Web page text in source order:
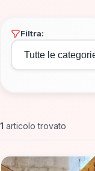
Filtra:
1 articolo trovato